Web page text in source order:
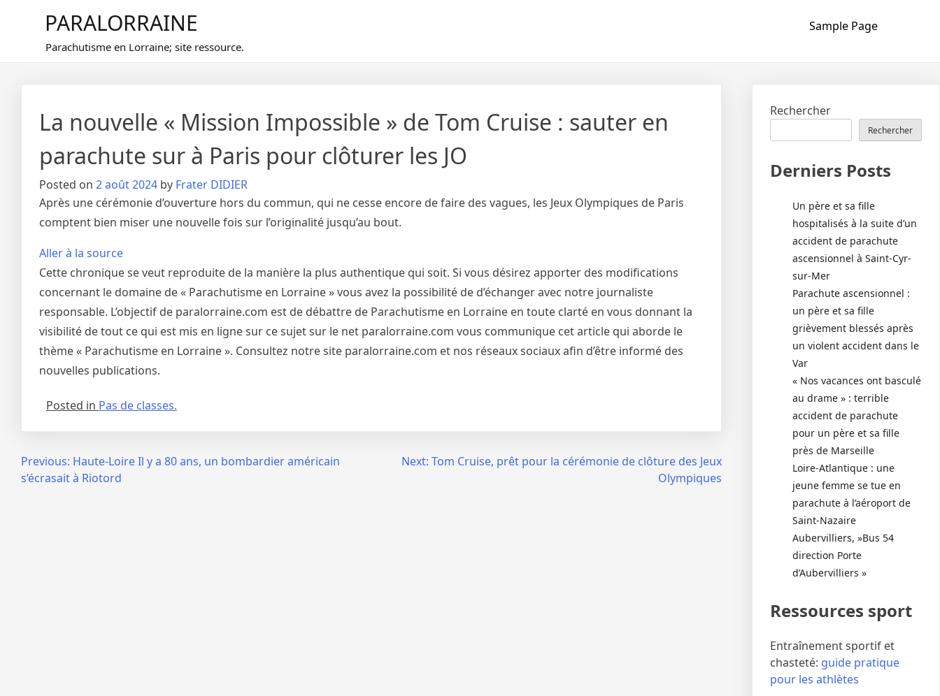
PARALORRAINE
Parachutisme en Lorraine; site ressource.
Sample Page
La nouvelle « Mission Impossible » de Tom Cruise : sauter en
parachute sur à Paris pour clôturer les JO
Posted on 2 août 2024 by Frater DIDIER
Après une cérémonie d’ouverture hors du commun, qui ne cesse encore de faire des vagues, les Jeux Olympiques de Paris
comptent bien miser une nouvelle fois sur l’originalité jusqu’au bout.
Aller à la source
Cette chronique se veut reproduite de la manière la plus authentique qui soit. Si vous désirez apporter des modifications
concernant le domaine de « Parachutisme en Lorraine » vous avez la possibilité de d’échanger avec notre journaliste
responsable. L’objectif de paralorraine.com est de débattre de Parachutisme en Lorraine en toute clarté en vous donnant la
visibilité de tout ce qui est mis en ligne sur ce sujet sur le net paralorraine.com vous communique cet article qui aborde le
thème « Parachutisme en Lorraine ». Consultez notre site paralorraine.com et nos réseaux sociaux afin d’être informé des
nouvelles publications.
Posted in Pas de classes.
Navigation
Previous: Haute-Loire Il y a 80 ans, un bombardier américain
s’écrasait à Riotord
Next: Tom Cruise, prêt pour la cérémonie de clôture des Jeux
Olympiques
Rechercher
Rechercher
Derniers Posts
Un père et sa fille
hospitalisés à la suite d’un
accident de parachute
ascensionnel à Saint-Cyr-
sur-Mer
Parachute ascensionnel :
un père et sa fille
grièvement blessés après
un violent accident dans le
Var
« Nos vacances ont basculé
au drame » : terrible
accident de parachute
pour un père et sa fille
près de Marseille
Loire-Atlantique : une
jeune femme se tue en
parachute à l’aéroport de
Saint-Nazaire
Aubervilliers, »Bus 54
direction Porte
d’Aubervilliers »
Ressources sport
Entraînement sportif et
chasteté: guide pratique
pour les athlètes